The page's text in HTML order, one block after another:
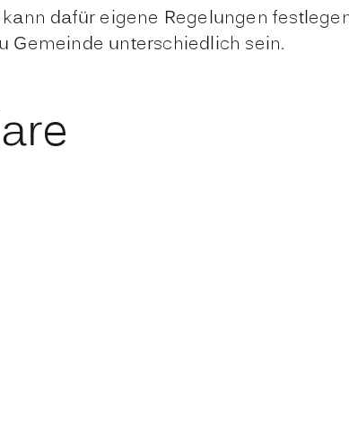
dafür eigene Regelungen
Gemeinde unterschiedlich sein.